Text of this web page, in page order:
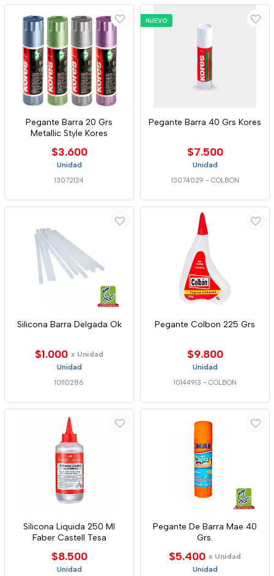
Pegante Barra 20 Grs
Metallic Style Kores
$3.600
Unidad
13072124
NUEVO
Pegante Barra 40 Grs Kores
$7.500
Unidad
13074029 - COLBON
Silicona Barra Delgada Ok
$1.000 x Unidad
Unidad
10110286
Pegante Colbon 225 Grs
$9.800
Unidad
10144913 - COLBON
Silicona Liquida 250 Ml
Faber Castell Tesa
$8.500
Unidad
Pegante De Barra Mae 40
Grs.
$5.400 x Unidad
Unidad